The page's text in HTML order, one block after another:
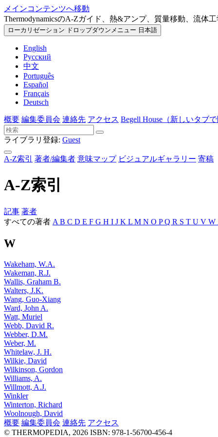
メインコンテンツへ移動
ThermodynamicsのA-Zガイド、熱&アンプ、質量移動、流体工
ローカリゼーション ドロップダウンメニュー 日本語
English
Русский
中文
Português
Español
Français
Deutsch
概要 編集委員会 連絡先 アクセス Begell House （新しいタブで
ライブラリ登録: Guest
A-Z索引 著者/編集者 意味マップ ビジュアルギャラリー 寄稿
A-Z索引
記事 著者
すべての著者 A B C D E F G H I J K L M N O PQ R S T U V W
W
Wakeham, W.A.
Wakeman, R.J.
Wallis, Graham B.
Walters, J.K.
Wang, Guo-Xiang
Ward, John A.
Watt, Muriel
Webb, David R.
Webber, D.M.
Weber, M.
Whitelaw, J. H.
Wilkie, David
Wilkinson, Gordon
Williams, A.
Willmott, A.J.
Winkler
Winterton, Richard
Woolnough, David
概要 編集委員会 連絡先 アクセス
© THERMOPEDIA, 2026 ISBN: 978-1-56700-456-4